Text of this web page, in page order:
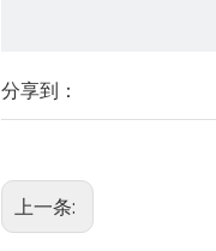
分享到：
上一条: